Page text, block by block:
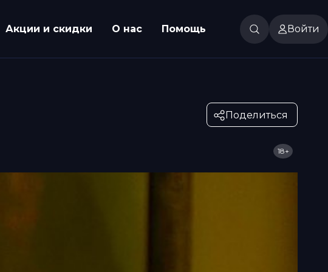
Акции и скидки О нас Помощь Войти
Поделиться
18+